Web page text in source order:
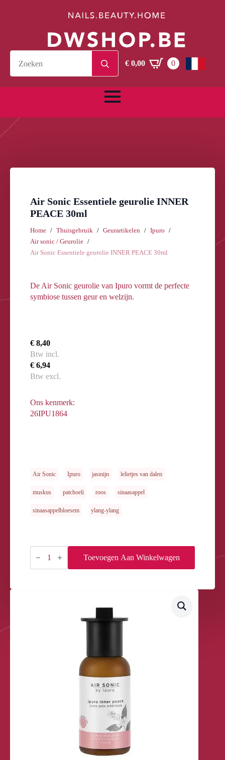
for:€0,00 0
Air Sonic Essentiele geurolie INNER
PEACE 30ml
Home Thuisgebruik Geurartikelen
Ipuro
Air sonic / Geurolie
Air Sonic Essentiele geurolie INNER PEACE 30ml
De Air Sonic geurolie van Ipuro vormt de perfecte
symbiose tussen geur en welzijn.
€ 8,40
Btw incl.
€ 6,94
Btw excl.
Ons kenmerk:
26IPU1864
Air Sonic Ipuro jasmijn lelietjes van dalen
muskus patchoeli roos sinaasappel
sinaasappelbloesem ylang-ylang
Air
Sonic
Toevoegen Aan Winkelwagen